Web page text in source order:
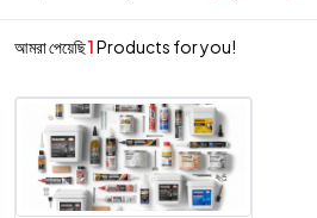
আমরা পেয়েছি1Products for you!